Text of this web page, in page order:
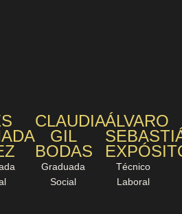
CLAUDIA
GIL
BODAS
Graduada
Social
ÁLVARO
Técnico
Laboral